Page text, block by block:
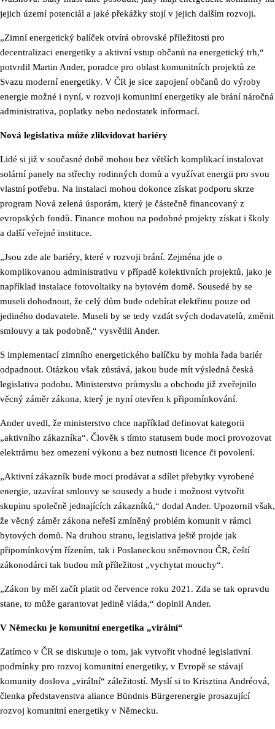
jejich území potenciál a jaké překážky stojí v jejich dalším rozvoji.
„Zimní energetický balíček otvírá obrovské příležitosti pro
decentralizaci energetiky a aktivní vstup občanů na energetický trh,“
potvrdil Martin Ander, poradce pro oblast komunitních projektů ze
Svazu moderní energetiky. V ČR je sice zapojení občanů do výroby
energie možné i nyní, v rozvoji komunitní energetiky ale brání náročná
administrativa, poplatky nebo nedostatek informací.
Nová legislativa může zlikvidovat bariéry
Lidé si již v současné době mohou bez větších komplikací instalovat
solární panely na střechy rodinných domů a využívat energii pro svou
vlastní potřebu. Na instalaci mohou dokonce získat podporu skrze
program Nová zelená úsporám, který je částečně financovaný z
evropských fondů. Finance mohou na podobné projekty získat i školy
a další veřejné instituce.
„Jsou zde ale bariéry, které v rozvoji brání. Zejména jde o
komplikovanou administrativu v případě kolektivních projektů, jako je
například instalace fotovoltaiky na bytovém domě. Sousedé by se
museli dohodnout, že celý dům bude odebírat elektřinu pouze od
jediného dodavatele. Museli by se tedy vzdát svých dodavatelů, změnit
smlouvy a tak podobně,“ vysvětlil Ander.
S implementací zimního energetického balíčku by mohla řada bariér
odpadnout. Otázkou však zůstává, jakou bude mít výsledná česká
legislativa podobu. Ministerstvo průmyslu a obchodu již zveřejnilo
věcný záměr zákona, který je nyní otevřen k připomínkování.
Ander uvedl, že ministerstvo chce například definovat kategorii
„aktivního zákazníka“. Člověk s tímto statusem bude moci provozovat
elektrárnu bez omezení výkonu a bez nutnosti licence či povolení.
„Aktivní zákazník bude moci prodávat a sdílet přebytky vyrobené
energie, uzavírat smlouvy se sousedy a bude i možnost vytvořit
skupinu společně jednajících zákazníků,“ dodal Ander. Upozornil však,
že věcný záměr zákona neřeší zmíněný problém komunit v rámci
bytových domů. Na druhou stranu, legislativa ještě projde jak
připomínkovým řízením, tak i Poslaneckou sněmovnou ČR, čeští
zákonodárci tak budou mít příležitost „vychytat mouchy“.
„Zákon by měl začít platit od července roku 2021. Zda se tak opravdu
stane, to může garantovat jedině vláda,“ doplnil Ander.
V Německu je komunitní energetika „virální“
Zatímco v ČR se diskutuje o tom, jak vytvořit vhodné legislativní
podmínky pro rozvoj komunitní energetiky, v Evropě se stávají
komunity doslova „virální“ záležitostí. Myslí si to Krisztina Andréová,
členka představenstva aliance Bündnis Bürgerenergie prosazující
rozvoj komunitní energetiky v Německu.